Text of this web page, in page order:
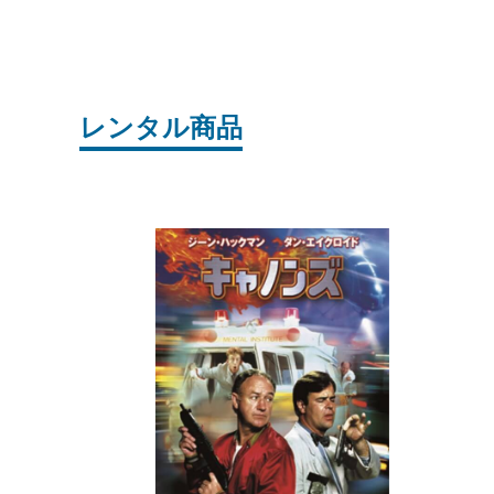
レンタル商品